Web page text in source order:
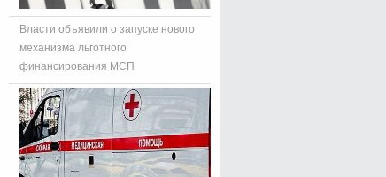
Власти объявили о запуске нового
механизма льготного
финансирования МСП